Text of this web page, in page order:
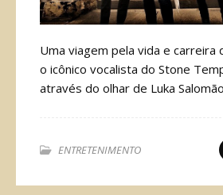
Uma viagem pela vida e carreira
o icônico vocalista do Stone
através do olhar de Luka
ENTRETENIMENTO